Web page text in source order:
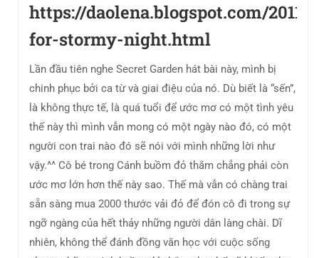
https://daolena.blogspot.com/2011/
for-stormy-night.html
Lần đầu tiên nghe Secret Garden hát bài này, mình bị
chinh phục bởi ca từ và giai điệu của nó. Dù biết là “sến”,
là không thực tế, là quá tuổi để ước mơ có một tình yêu
thế này thì mình vẫn mong có một ngày nào đó, có một
người con trai nào đó sẽ nói với mình những lời như
vậy.^^ Cô bé trong Cánh buồm đỏ thắm chẳng phải còn
ước mơ lớn hơn thế này sao. Thế mà vẫn có chàng trai
sẵn sàng mua 2000 thước vải đỏ để đón cô đi trong sự
ngỡ ngàng của hết thảy những người dân làng chài. Dĩ
nhiên, không thể đánh đồng văn học với cuộc sống